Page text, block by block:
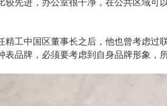
工中国区董事长之后，他也曾考虑过
表品牌，必须要考虑到自身品牌形象，